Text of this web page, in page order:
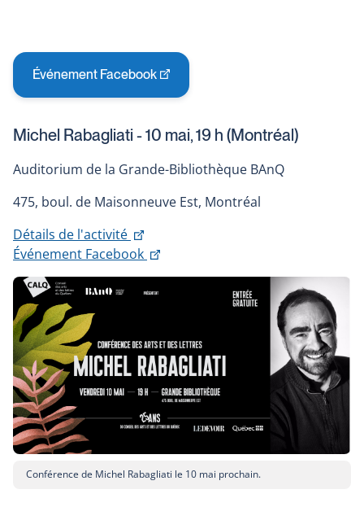
Événement Facebook
This
link
open
in
new
Michel Rabagliati - 10 mai, 19 h (Montréal)
Auditorium de la Grande-Bibliothèque BAnQ
475, boul. de Maisonneuve Est, Montréal
Détails de l'activité
This
link
will
open
new
window
Événement Facebook
This
link
a
new
window
Conférence de Michel Rabagliati le 10 mai prochain.